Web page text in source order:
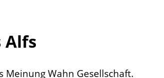
Alfs
Meinung Wahn Gesellschaft.